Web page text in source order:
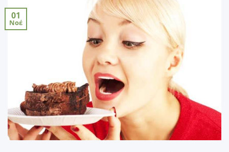
01
Νοέ